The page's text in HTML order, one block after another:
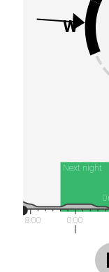
W
Next night
18:00 0:00